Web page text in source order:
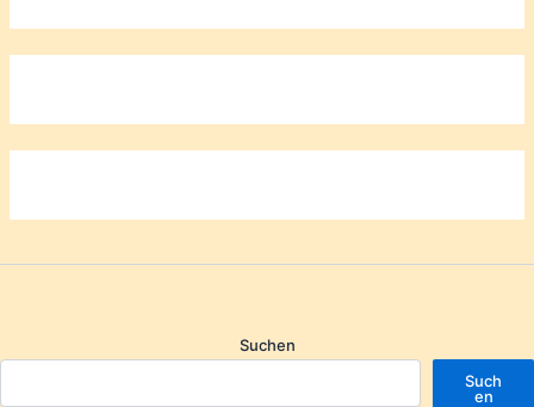
Suchen
Such
en